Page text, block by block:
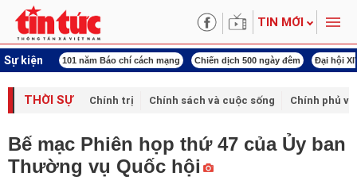
TIN MỚI
Sự kiện
mạng Chiến dịch 500 ngày đêm Đại hội XIV Công đoàn Việt Nam
THỜI SỰ Chính trị Chính sách và cuộc sống Chính phủ
Bế mạc Phiên họp thứ 47 của Ủy ban
Thường vụ Quốc hội